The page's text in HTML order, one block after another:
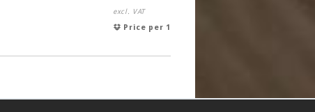
excl. VAT
Price per 1